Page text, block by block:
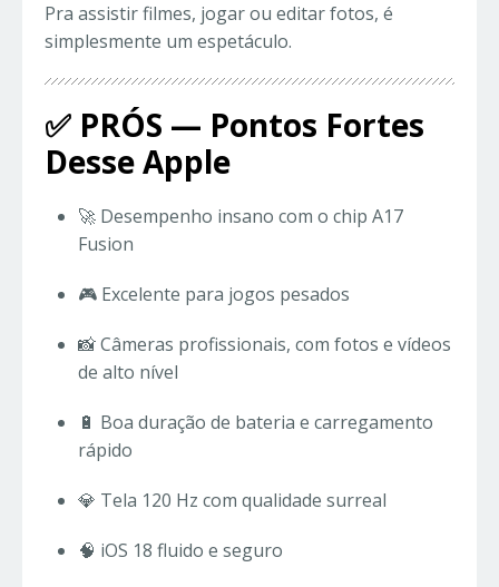
Pra assistir filmes, jogar ou editar fotos, é
simplesmente um espetáculo.
✅ PRÓS — Pontos Fortes
DesseApple
🚀 Desempenho insano com o chip A17
Fusion
🎮 Excelente para jogos pesados
📸 Câmeras profissionais, com fotos e vídeos
de alto nível
🔋 Boa duração de bateria e carregamento
rápido
💎 Tela 120 Hz com qualidade surreal
🧠 iOS 18 fluido e seguro